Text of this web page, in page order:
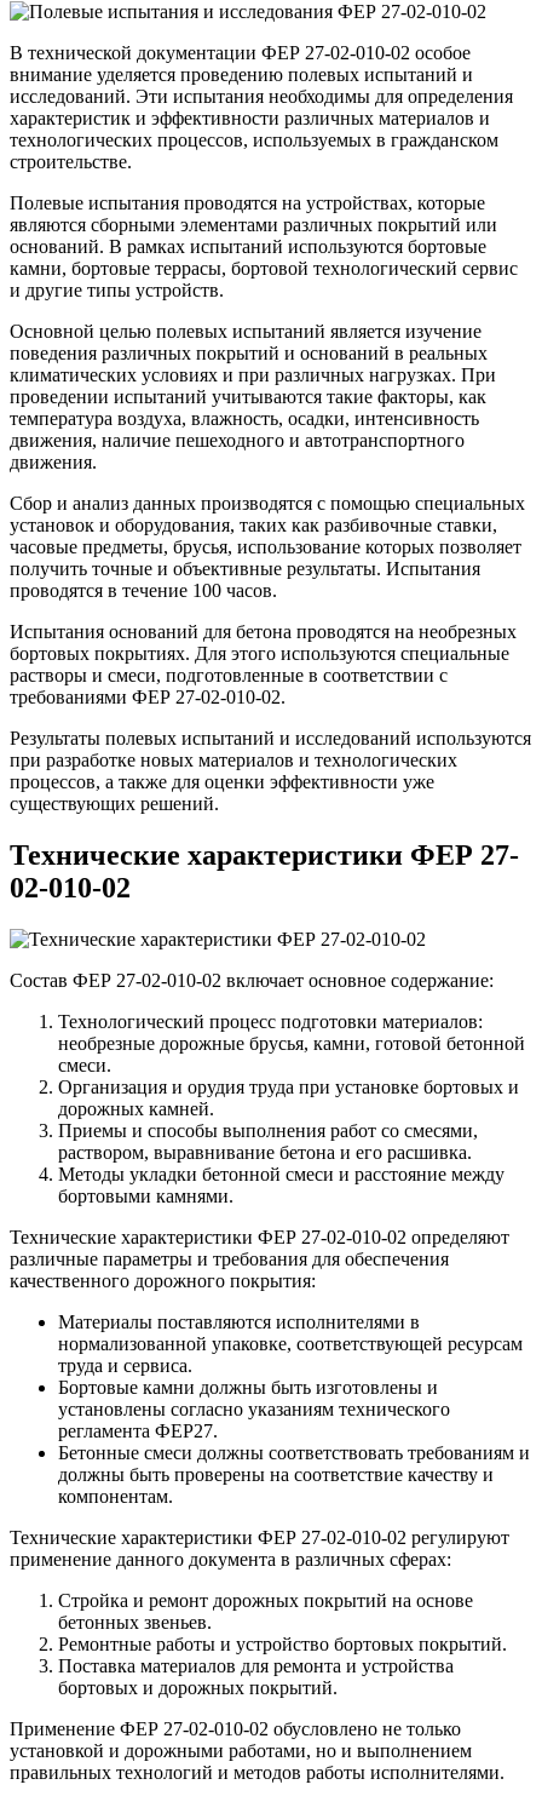
В технической документации ФЕР 27-02-010-02 особое
внимание уделяется проведению полевых испытаний и
исследований. Эти испытания необходимы для определения
характеристик и эффективности различных материалов и
технологических процессов, используемых в гражданском
строительстве.
Полевые испытания проводятся на устройствах, которые
являются сборными элементами различных покрытий или
оснований. В рамках испытаний используются бортовые
камни, бортовые террасы, бортовой технологический сервис
и другие типы устройств.
Основной целью полевых испытаний является изучение
поведения различных покрытий и оснований в реальных
климатических условиях и при различных нагрузках. При
проведении испытаний учитываются такие факторы, как
температура воздуха, влажность, осадки, интенсивность
движения, наличие пешеходного и автотранспортного
движения.
Сбор и анализ данных производятся с помощью специальных
установок и оборудования, таких как разбивочные ставки,
часовые предметы, брусья, использование которых позволяет
получить точные и объективные результаты. Испытания
проводятся в течение 100 часов.
Испытания оснований для бетона проводятся на необрезных
бортовых покрытиях. Для этого используются специальные
растворы и смеси, подготовленные в соответствии с
требованиями ФЕР 27-02-010-02.
Результаты полевых испытаний и исследований используются
при разработке новых материалов и технологических
процессов, а также для оценки эффективности уже
существующих решений.
Технические характеристики ФЕР 27-
02-010-02
Состав ФЕР 27-02-010-02 включает основное содержание:
Технологический процесс подготовки материалов:
необрезные дорожные брусья, камни, готовой бетонной
смеси.
Организация и орудия труда при установке бортовых и
дорожных камней.
Приемы и способы выполнения работ со смесями,
раствором, выравнивание бетона и его расшивка.
Методы укладки бетонной смеси и расстояние между
бортовыми камнями.
Технические характеристики ФЕР 27-02-010-02 определяют
различные параметры и требования для обеспечения
качественного дорожного покрытия:
Материалы поставляются исполнителями в
нормализованной упаковке, соответствующей ресурсам
труда и сервиса.
Бортовые камни должны быть изготовлены и
установлены согласно указаниям технического
регламента ФЕР27.
Бетонные смеси должны соответствовать требованиям и
должны быть проверены на соответствие качеству и
компонентам.
Технические характеристики ФЕР 27-02-010-02 регулируют
применение данного документа в различных сферах:
Стройка и ремонт дорожных покрытий на основе
бетонных звеньев.
Ремонтные работы и устройство бортовых покрытий.
Поставка материалов для ремонта и устройства
бортовых и дорожных покрытий.
Применение ФЕР 27-02-010-02 обусловлено не только
установкой и дорожными работами, но и выполнением
правильных технологий и методов работы исполнителями.